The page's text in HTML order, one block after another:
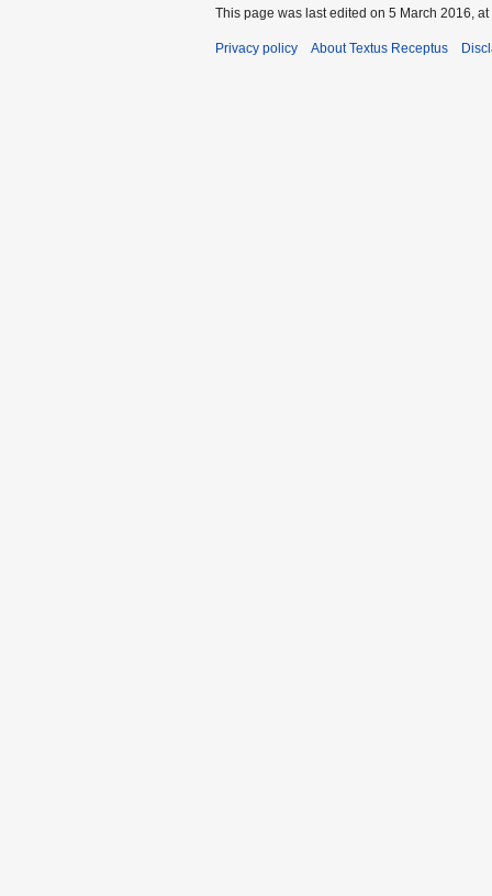
This page was last edited on 5 March 2016, at
Privacy policy About Textus Receptus